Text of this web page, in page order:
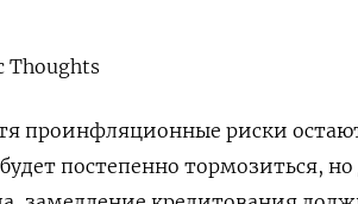
Thoughts
проинфляционные риски
постепенно тормозиться, но